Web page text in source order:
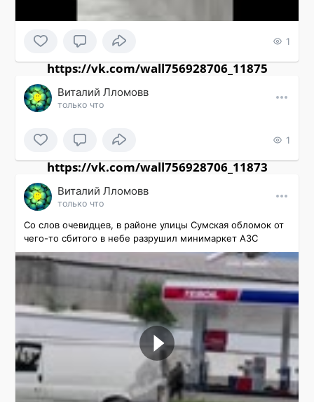
1
https://vk.com/wall756928706_11875
Виталий Лломовв
только что
1
https://vk.com/wall756928706_11873
Виталий Лломовв
только что
Со слов очевидцев, в районе улицы Сумская обломок от
чего-то сбитого в небе разрушил минимаркет АЗС